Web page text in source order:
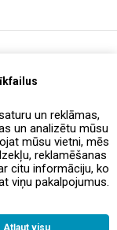
un reklāmas,
un analizētu mūsu
mūsu vietni, mēs
reklamēšanas
citu informāciju, ko
viņu pakalpojumus.
Atļaut visu